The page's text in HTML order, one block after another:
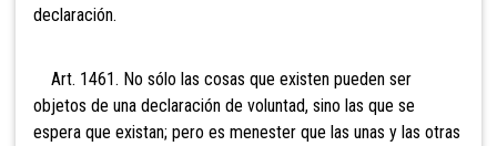
declaración.
Art. 1461. No sólo las cosas que existen pueden ser
objetos de una declaración de voluntad, sino las que se
espera que existan; pero es menester que las unas y las otras